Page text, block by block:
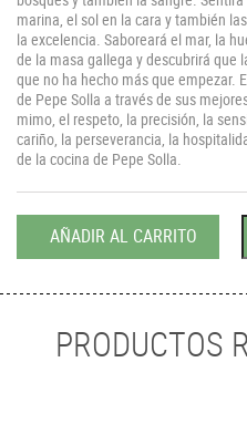
marina, el sol en la cara y también
la excelencia. Saboreará el mar, la
de la masa gallega y descubrirá que
que no ha hecho más que empezar.
de Pepe Solla a través de sus
mimo, el respeto, la precisión, la
cariño, la perseverancia, la
de la cocina de Pepe Solla.
AÑADIR AL CARRITO
PRODUCTOS